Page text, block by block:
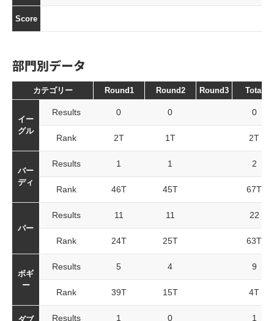
Score
部門別データ
カテゴリー Round1 Round2 Round3 Total
イー
グル
Results 0 0 0
Rank 2T 1T 2T
バー
ディ
Results 1 1 2
Rank 46T 45T 67T
パー
Results 11 11 22
Rank 24T 25T 63T
ボギ
ー
Results 5 4 9
Rank 39T 15T 4T
Results 1 0 1